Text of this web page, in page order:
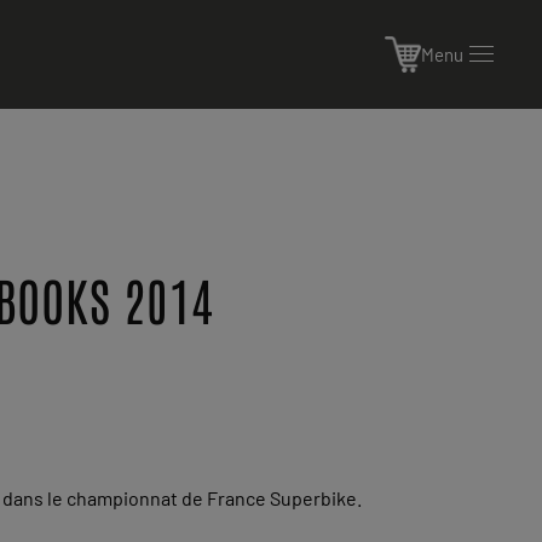
Menu
2014
le championnat de France Superbike.